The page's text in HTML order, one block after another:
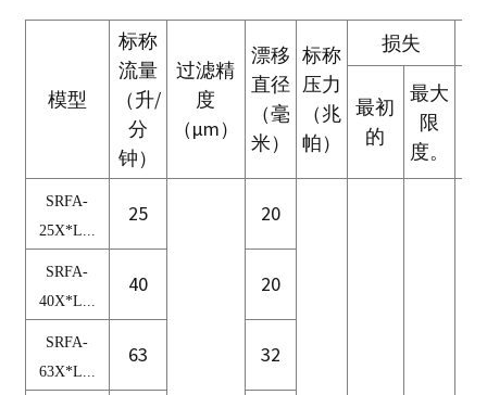
模型
标称
流量
（升/
分
钟）
过滤精
度
（μm）
漂移
直径
（毫
米）
标称
压力
（兆
帕）
损失
最初
的
最大
限
度。
SRFA-
25X*L...
25 20
SRFA-
40X*L...
40 20
SRFA-
63X*L...
63 32